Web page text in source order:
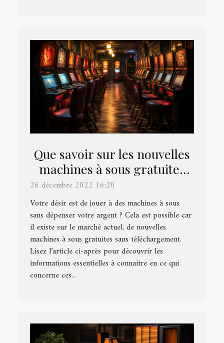
Que savoir sur les nouvelles
machines à sous gratuites
sans téléchargement ?
26 décembre 2022 16:20
Votre désir est de jouer à des machines à sous
sans dépenser votre argent ? Cela est possible car
il existe sur le marché actuel, de nouvelles
machines à sous gratuites sans téléchargement.
Lisez l’article ci-après pour découvrir les
informations essentielles à connaître en ce qui
concerne ces...